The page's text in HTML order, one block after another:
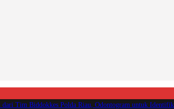
dari Tim Biddokkes Polda Riau, Odontogram untuk